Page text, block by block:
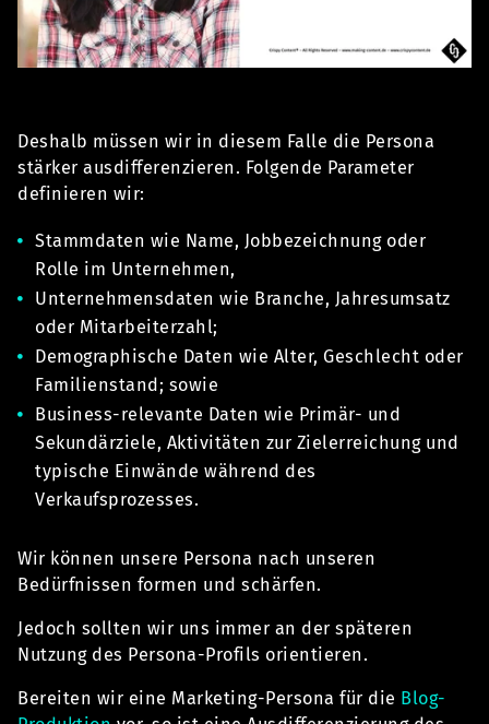
Deshalb müssen wir in diesem Falle die Persona
stärker ausdifferenzieren. Folgende Parameter
definieren wir:
Stammdaten wie Name, Jobbezeichnung oder
Rolle im Unternehmen,
Unternehmensdaten wie Branche, Jahresumsatz
oder Mitarbeiterzahl;
Demographische Daten wie Alter, Geschlecht oder
Familienstand; sowie
Business-relevante Daten wie Primär- und
Sekundärziele, Aktivitäten zur Zielerreichung und
typische Einwände während des
Verkaufsprozesses.
Wir können unsere Persona nach unseren
Bedürfnissen formen und schärfen.
Jedoch sollten wir uns immer an der späteren
Nutzung des Persona-Profils orientieren.
Bereiten wir eine Marketing-Persona für die Blog-